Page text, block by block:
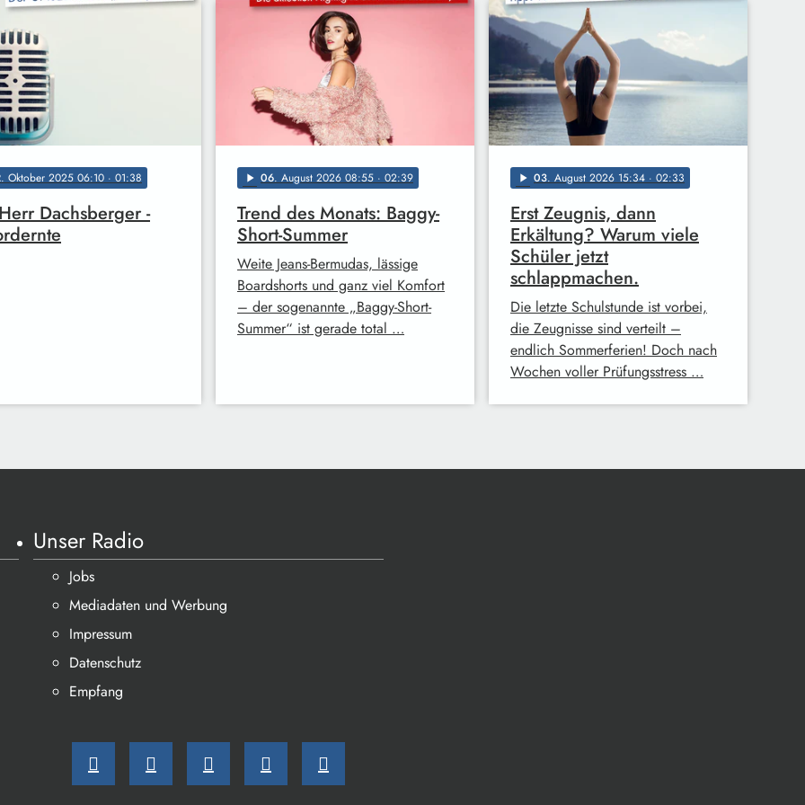
. Oktober 2025 06:10 · 01:38
Dachsberger -
play_arrow 06. August 2026 08:55 · 02:39
Trend des Monats: Baggy-
Short-Summer
Weite Jeans-Bermudas, lässige
Boardshorts und ganz viel Komfort
– der sogenannte „Baggy-Short-
Summer“ ist gerade total …
play_arrow 03. August 2026 15:34 · 02:33
Erst Zeugnis, dann
Erkältung? Warum viele
Schüler jetzt
schlappmachen.
Die letzte Schulstunde ist vorbei,
die Zeugnisse sind verteilt –
endlich Sommerferien! Doch nach
Wochen voller Prüfungsstress …
Unser Radio
Jobs
Mediadaten und Werbung
Impressum
Datenschutz
Empfang